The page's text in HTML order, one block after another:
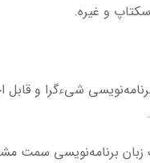
و غیره.
شیءگرا و
برنامه‌نویسی سمت